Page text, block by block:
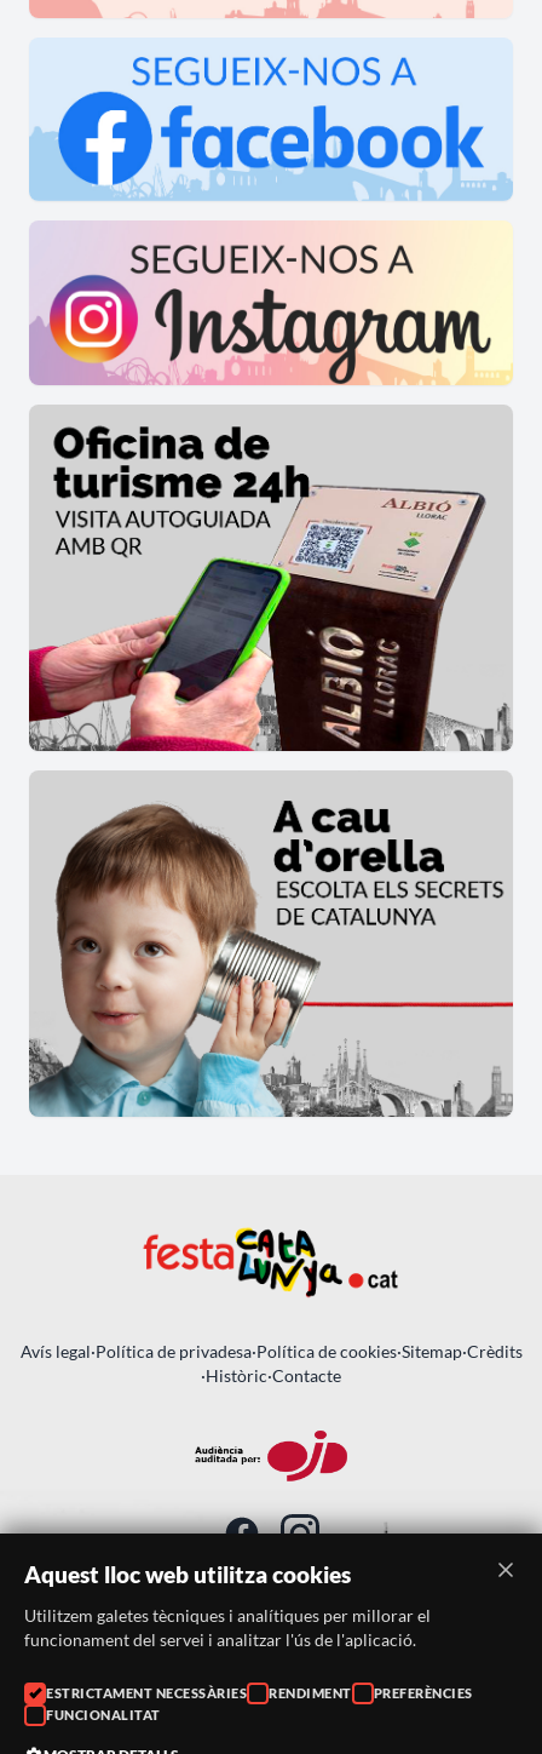
Avís legal·Política de privadesa·Política de cookies·Sitemap·Crèdits
·Històric·Contacte
SUBSCRIU-TE AL BUTLLETÍ
Telèfon:
938046359
Correu:
Aquest lloc web utilitza cookies
Utilitzem galetes tècniques i analítiques per millorar el
funcionament del servei i analitzar l'ús de l'aplicació.
ESTRICTAMENT NECESSÀRIES RENDIMENT
PREFERÈNCIES
FUNCIONALITAT